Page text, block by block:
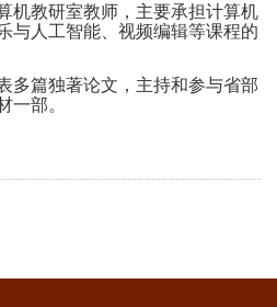
机教研室教师，主要承担计算机
与人工智能、视频编辑等课程的
多篇独著论文，主持和参与省部
一部。